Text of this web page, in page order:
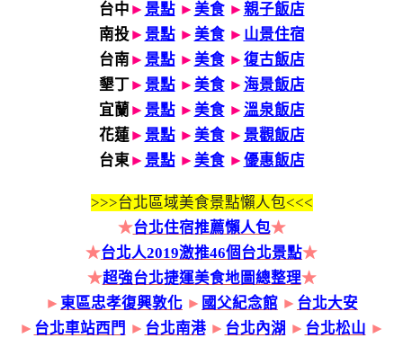
台中 ► 景點 ► 美食► 親子飯店
南投► 景點 ► 美食► 山景住宿
台南► 景點 ► 美食► 復古飯店
墾丁► 景點 ► 美食► 海景飯店
宜蘭 ► 景點 ► 美食► 溫泉飯店
花蓮► 景點 ► 美食► 景觀飯店
台東► 景點 ► 美食► 優惠飯店
>>>台北區域美食景點懶人包<<<
★台北住宿推薦懶人包★
★台北人2019激推46個台北景點★
★超強台北捷運美食地圖總整理★
► 東區忠孝復興敦化 ► 國父紀念館 ► 台北大安
► 台北車站西門 ► 台北南港 ► 台北內湖 ► 台北松山 ►